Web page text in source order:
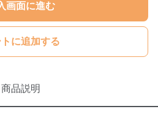
画面に進む
トに追加する
商品説明